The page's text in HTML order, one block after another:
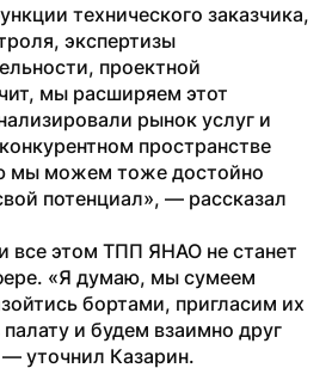
технического заказчика,
экспертизы
проектной
мы расширяем этот
рынок услуг и
пространстве
мы можем тоже достойно
потенциал», — рассказал
все этом ТПП ЯНАО не станет
«Я думаю, мы сумеем
бортами, пригласим их
палату и будем взаимно друг
уточнил Казарин.